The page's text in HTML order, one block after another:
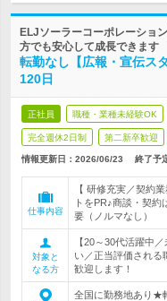
ELJソーラーコーポレーショ
方でも安心して成長できます
転勤なし【広報・宣伝ス
120日
正社員 職種・業種未経験OK
完全週休2日制 第二新卒歓迎
情報更新日：2026/06/23 終了予
仕事内容
【 研修充実／契約
トをPR♪商談・契
要（ノルマなし）
対象と
なる方
【20～30代活躍中
い／正当評価される
歓迎します！
全国に勤務地あり★